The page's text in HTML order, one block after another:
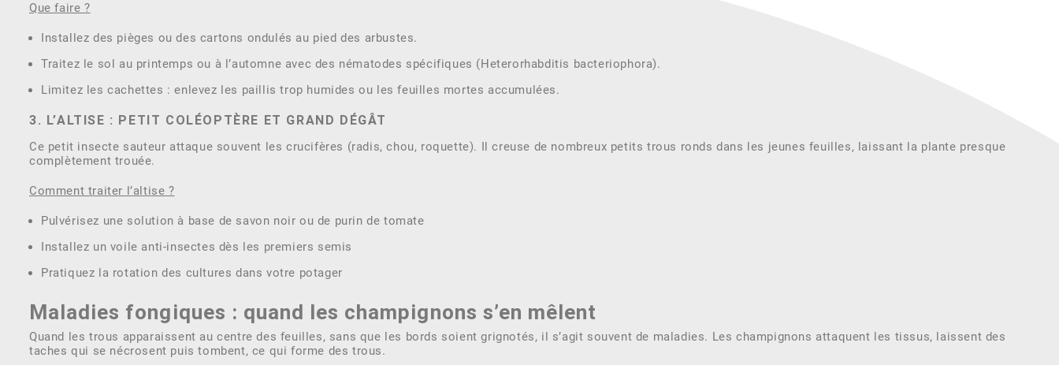
Que faire ?
Installez des pièges ou des cartons ondulés au pied des arbustes.
Traitez le sol au printemps ou à l’automne avec des nématodes spécifiques (Heterorhabditis bacteriophora).
Limitez les cachettes : enlevez les paillis trop humides ou les feuilles mortes accumulées.
3. L’ALTISE : PETIT COLÉOPTÈRE ET GRAND DÉGÂT
Ce petit insecte sauteur attaque souvent les crucifères (radis, chou, roquette). Il creuse de nombreux petits trous ronds dans les jeunes feuilles, laissant la plante presque
complètement trouée.
Comment traiter l’altise ?
Pulvérisez une solution à base de savon noir ou de purin de tomate
Installez un voile anti-insectes dès les premiers semis
Pratiquez la rotation des cultures dans votre potager
Maladies fongiques : quand les champignons s’en mêlent
Quand les trous apparaissent au centre des feuilles, sans que les bords soient grignotés, il s’agit souvent de maladies. Les champignons attaquent les tissus, laissent des
taches qui se nécrosent puis tombent, ce qui forme des trous.